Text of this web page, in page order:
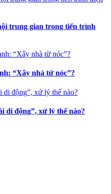
trung gian trong tiến trình
“Xây nhà từ nóc”?
di động”, xử lý thế nào?